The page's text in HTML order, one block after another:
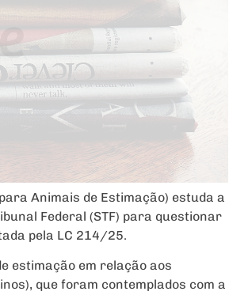
Animais de Estimação) estuda a
Federal (STF) para questionar
pela LC 214/25.
estimação em relação aos
que foram contemplados com a